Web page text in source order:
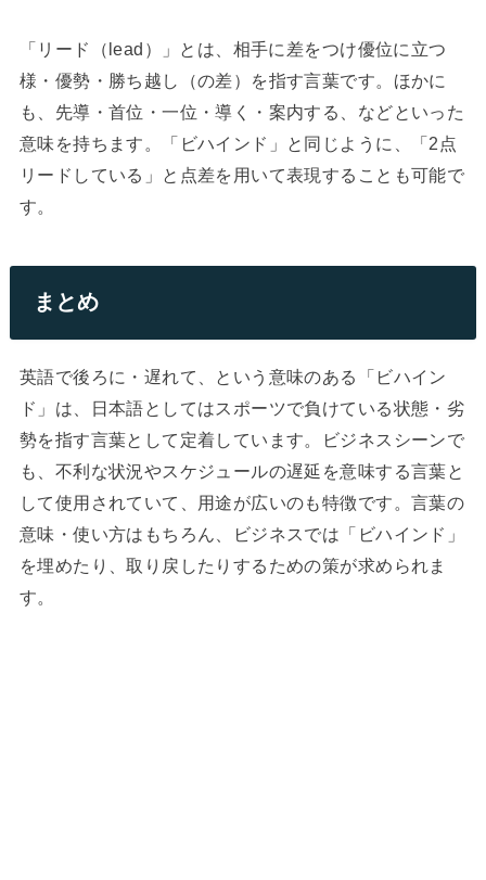
「リード（lead）」とは、相手に差をつけ優位に立つ
様・優勢・勝ち越し（の差）を指す言葉です。ほかに
も、先導・首位・一位・導く・案内する、などといった
意味を持ちます。「ビハインド」と同じように、「2点
リードしている」と点差を用いて表現することも可能で
す。
まとめ
英語で後ろに・遅れて、という意味のある「ビハイン
ド」は、日本語としてはスポーツで負けている状態・劣
勢を指す言葉として定着しています。ビジネスシーンで
も、不利な状況やスケジュールの遅延を意味する言葉と
して使用されていて、用途が広いのも特徴です。言葉の
意味・使い方はもちろん、ビジネスでは「ビハインド」
を埋めたり、取り戻したりするための策が求められま
す。